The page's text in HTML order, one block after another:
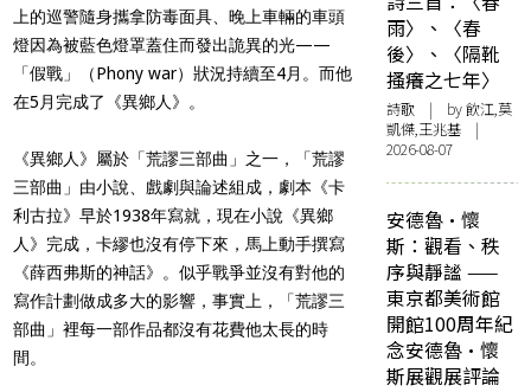
上的巡警隨身攜拿防毒面具、晚上車輛的車頭
燈因為被藍色燈罩蓋住而發出詭異的光——
「假戰」（Phony war）狀況持續至4月。而他
在5月完成了《異鄉人》。
《異鄉人》屬於「荒謬三部曲」之一，「荒謬
三部曲」由小說、戲劇與論述組成，劇本《卡
利古拉》早於1938年寫就，現在小說《異鄉
人》完成，卡繆也沒有停下來，馬上動手撰寫
《薛西弗斯的神話》。似乎戰爭並沒有對他的
寫作計劃做成多大的影響，事實上，「荒謬三
部曲」裡每一部作品都沒有花費他太長的時
間。
雨〉、〈春
後〉、〈隔靴
搔癢之七年〉
詩歌 | by 飲江,莫
凱傑,王兆基 |
2026-08-07
安德魯·懷
斯：觀看、秩
序與靜謐 ——
東京都美術館
開館100周年紀
念安德魯·懷
斯展觀展評論